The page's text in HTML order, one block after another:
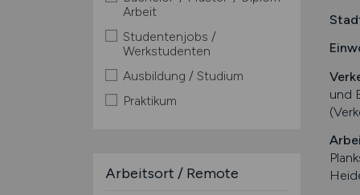
Arbeit
Studentenjobs /
Werkstudenten
Ausbildung / Studium
Praktikum
Arbeitsort / Remote
und